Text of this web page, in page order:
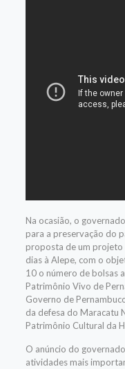
Na ocasião, o
para a preservação do
proposta de um projeto
dias à Alepe, com o
10 o número de bolsas
Patrimônio Vivo de
Governo de
da defesa do Maracatu
Patrimônio Cultural da
O anúncio do
atividades mais